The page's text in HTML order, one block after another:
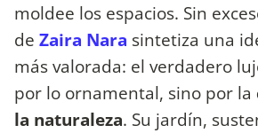
moldee los espacios. Sin
de Zaira Nara sintetiza una
más valorada: el verdadero
por lo ornamental, sino por la
la naturaleza. Su jardín,